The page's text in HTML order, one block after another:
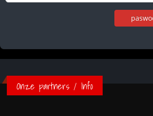
Onze partners / Info